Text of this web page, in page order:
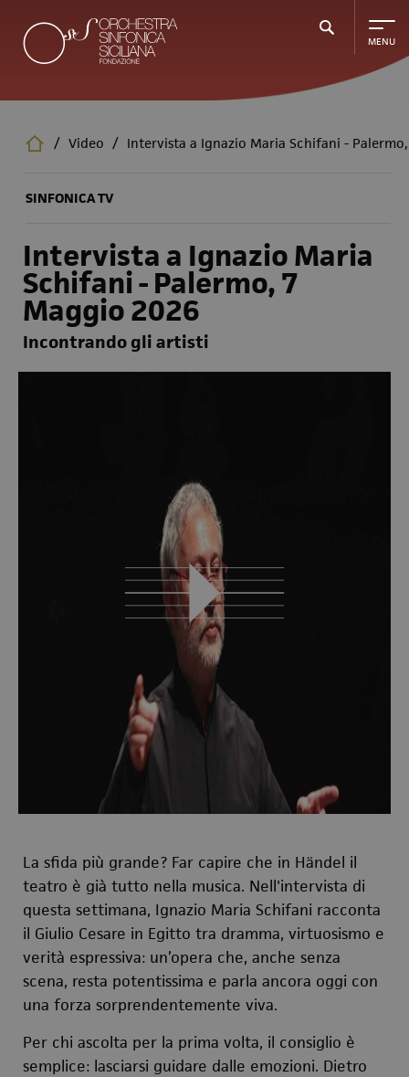
contenuto
principale
/ Video / Intervista a Ignazio Maria Schifani -
SINFONICA TV
Intervista a Ignazio Maria
Schifani - Palermo, 7
Maggio 2026
Incontrando gli artisti
La sfida più grande? Far capire che in Händel il
teatro è già tutto nella musica. Nell'intervista di
questa settimana, Ignazio Maria Schifani racconta
il Giulio Cesare in Egitto tra dramma, virtuosismo e
verità espressiva: un’opera che, anche senza
scena, resta potentissima e parla ancora oggi con
una forza sorprendentemente viva.
Per chi ascolta per la prima volta, il consiglio è
semplice: lasciarsi guidare dalle emozioni. Dietro